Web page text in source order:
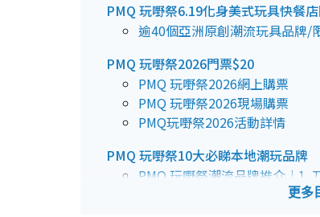
PMQ 玩嘢祭6.19化身美式玩具快餐
逾40個亞洲原創潮流玩具品牌/
PMQ 玩嘢祭2026門票$20
PMQ 玩嘢祭2026網上購票
PMQ 玩嘢祭2026現場購票
PMQ玩嘢祭2026活動詳情
PMQ 玩嘢祭10大必睇本地潮玩品牌
PMQ 玩嘢祭潮流品牌推介︱1.
PMQ 玩嘢祭潮流品牌推介︱2.